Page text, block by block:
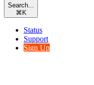
Search...
⌘ K
Status
Support
Sign Up